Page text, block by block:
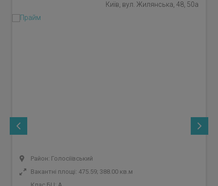
Київ, вул. Жилянська, 48, 50а
Район: Голосіївський
Вакантні площі: 475.59; 388.00 кв.м